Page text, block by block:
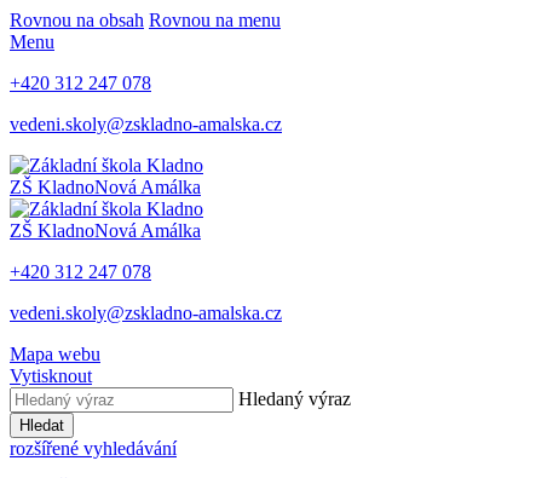
Rovnou na obsah Rovnou na menu
Menu
+420 312 247 078
vedeni.skoly@zskladno-amalska.cz
ZŠ KladnoNová Amálka
ZŠ KladnoNová Amálka
+420 312 247 078
vedeni.skoly@zskladno-amalska.cz
Mapa webu
Vytisknout
Hledaný výraz
Hledat
rozšířené vyhledávání